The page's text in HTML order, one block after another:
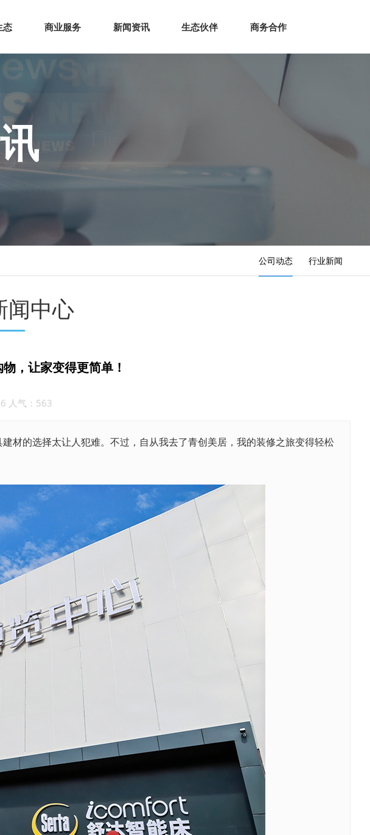
走进青创 青创生态 商业服务 新闻资讯 生态伙伴
态 商业服务 新闻资讯 生态伙伴 商务合作
公司动态 行业新闻
闻中心
，让家变得更简单！
人气：563
的选择太让人犯难。不过，自从我去了青创美居，我的装修之旅变得轻松